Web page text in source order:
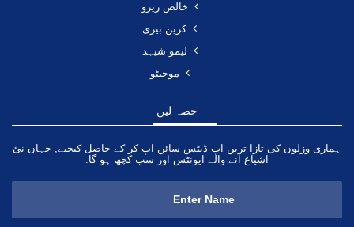
خالص زیرو
کرین بیری
لیمو شیہد
موجیٹو
حصہ لیں
ہماری وزلوں کی تازا ترین اپ ڈیٹس سائن اپ کر کے حاصل کیجیے, جہاں نئ
اشیاع آنے والے ایونٹس اور سب کچھ ہو گا.